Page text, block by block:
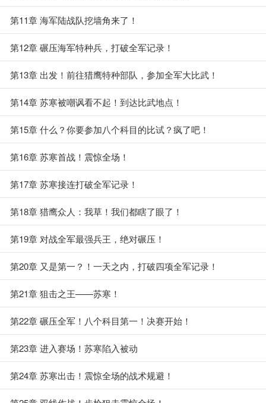
第11章 海军陆战队挖墙角来了！
第12章 碾压海军特种兵，打破全军记录！
第13章 出发！前往猎鹰特种部队，参加全军大比武！
第14章 苏寒被嘲讽看不起！到达比武地点！
第15章 什么？你要参加八个科目的比试？疯了吧！
第16章 苏寒首战！震惊全场！
第17章 苏寒接连打破全军记录！
第18章 猎鹰众人：我草！我们都瞎了眼了！
第19章 对战全军最强兵王，绝对碾压！
第20章 又是第一？！一天之内，打破四项全军记录！
第21章 狙击之王——苏寒！
第22章 碾压全军！八个科目第一！决赛开始！
第23章 进入赛场！苏寒陷入被动
第24章 苏寒出击！震惊全场的战术规避！